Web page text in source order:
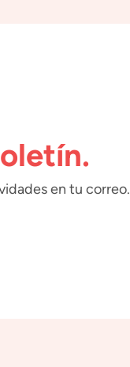
en tu correo.